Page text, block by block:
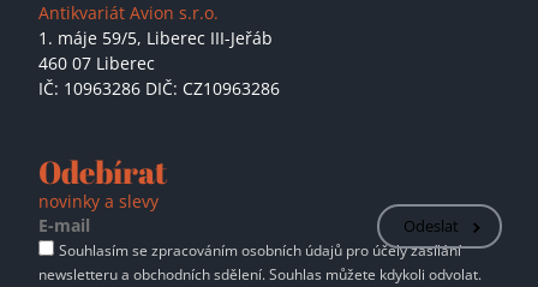
Antikvariát Avion s.r.o.
1. máje 59/5, Liberec III-Jeřáb
460 07 Liberec
IČ: 10963286 DIČ: CZ10963286
Odebírat
novinky a slevy
Odeslat
Souhlasím se zpracováním osobních údajů pro účely zasílání
newsletteru a obchodních sdělení. Souhlas můžete kdykoli odvolat.